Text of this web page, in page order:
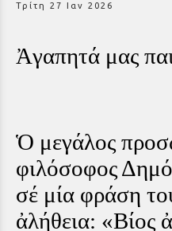
Τρίτη 27 Ιαν 2026
Ἀγαπητά μας
Ὁ μεγάλος
φιλόσοφος
σέ μία φράση
ἀλήθεια: «Βίος